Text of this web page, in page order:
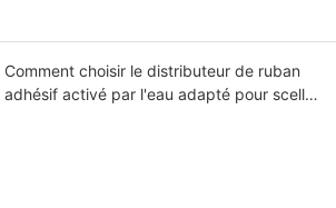
Comment choisir le distributeur de ruban
adhésif activé par l'eau adapté pour sceller